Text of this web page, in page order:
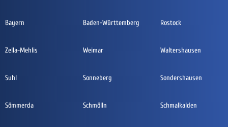
Bayern Baden-Württemberg Rostock
Zella-Mehlis Weimar Waltershausen
Suhl Sonneberg Sondershausen
Sömmerda Schmölln Schmalkalden